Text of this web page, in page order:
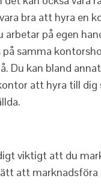
bra att hyra en
på egen
samma
Du kan bland
att hyra till dig
viktigt att du
att